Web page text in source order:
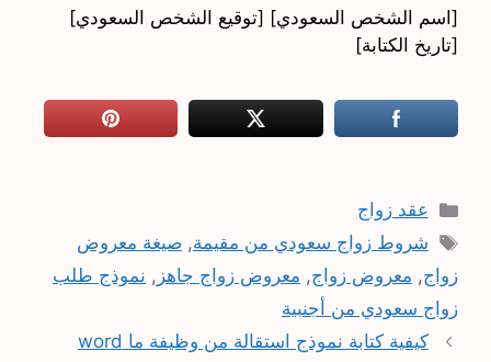
[اسم الشخص السعودي] [توقيع الشخص السعودي]
[تاريخ الكتابة]
التصنيفات
عقد زواج
الوسوم
شروط زواج سعودي من مقيمة,صيغة معروض
زواج, معروض زواج, معروض زواج جاهز , نموذج طلب
زواج سعودي من أجنبية
كيفية كتابة نموذج استقالة من وظيفة ما word